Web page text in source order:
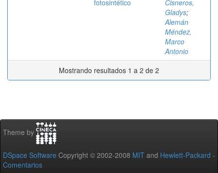
fotosintético
Cisneros,
Gladys;
Alemán
Méndez,
Marco
Antonio
Mostrando resultados 1 a 2 de 2
Theme by
DSpace Software Copyright © 2002-2008 MIT and Hewlett-Packard -
Comentarios